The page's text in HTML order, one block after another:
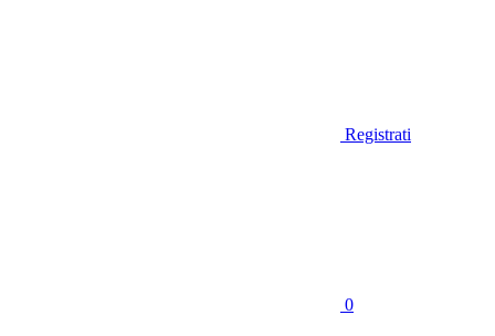
Registrati
0